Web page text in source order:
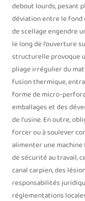
debout lourds, pesant
déviation entre le fond
de scellage engendre
le long de l’ouverture
structurelle provoque
pliage irrégulier du
fusion thermique,
forme de micro-
emballages et des
de l’usine. En outre,
forcer ou à soulever
alimenter une
de sécurité au travail,
canal carpien, des
responsabilités
réglementations